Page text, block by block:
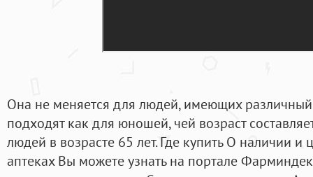
Она не меняется для людей, имеющих различный
подходят как для юношей, чей возраст
людей в возрасте 65 лет. Где купить О наличии и
аптеках Вы можете узнать на портале